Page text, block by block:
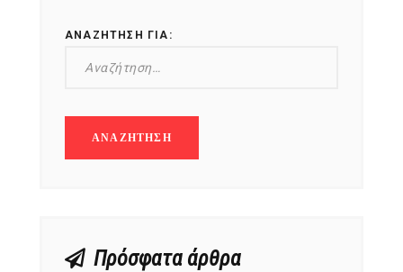
ΑΝΑΖΉΤΗΣΗ ΓΙΑ:
Πρόσφατα άρθρα
NEWSLETTER
Get ti
mel
y updates
fro
m
your favorite
products